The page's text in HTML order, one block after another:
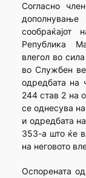
Согласно
сообраќајот
Република
влегол во
во Службен
одредбата на
244 став 2 на
се однесува
и одредбата
353-а што ќе
на неговото
Оспорената